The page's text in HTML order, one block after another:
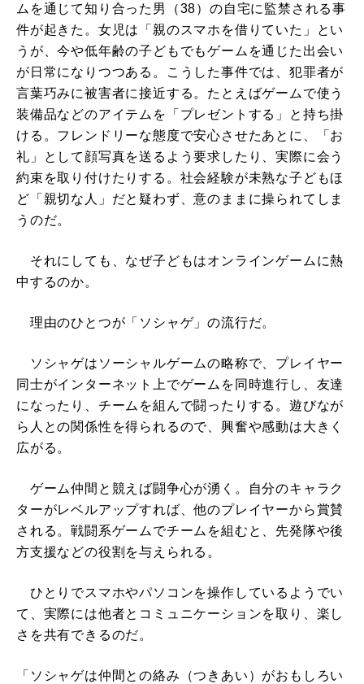
ムを通じて知り合った男（38）の自宅に監禁される事
件が起きた。女児は「親のスマホを借りていた」とい
うが、今や低年齢の子どもでもゲームを通じた出会い
が日常になりつつある。こうした事件では、犯罪者が
言葉巧みに被害者に接近する。たとえばゲームで使う
装備品などのアイテムを「プレゼントする」と持ち掛
ける。フレンドリーな態度で安心させたあとに、「お
礼」として顔写真を送るよう要求したり、実際に会う
約束を取り付けたりする。社会経験が未熟な子どもほ
ど「親切な人」だと疑わず、意のままに操られてしま
うのだ。
それにしても、なぜ子どもはオンラインゲームに熱
中するのか。
理由のひとつが「ソシャゲ」の流行だ。
ソシャゲはソーシャルゲームの略称で、プレイヤー
同士がインターネット上でゲームを同時進行し、友達
になったり、チームを組んで闘ったりする。遊びなが
ら人との関係性を得られるので、興奮や感動は大きく
広がる。
ゲーム仲間と競えば闘争心が湧く。自分のキャラク
ターがレベルアップすれば、他のプレイヤーから賞賛
される。戦闘系ゲームでチームを組むと、先発隊や後
方支援などの役割を与えられる。
ひとりでスマホやパソコンを操作しているようでい
て、実際には他者とコミュニケーションを取り、楽し
さを共有できるのだ。
「ソシャゲは仲間との絡み（つきあい）がおもしろい